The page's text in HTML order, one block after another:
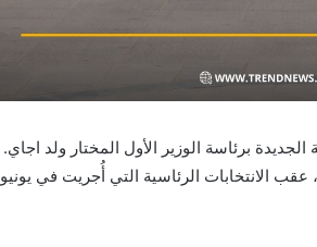
برئاسة الوزير الأول المختار ولد اجاي.
الانتخابات الرئاسية التي أُجريت في يونيو